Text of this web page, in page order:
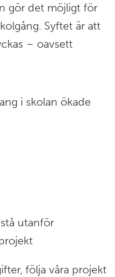
gör det möjligt för
Syftet är att
– oavsett
i skolan ökade
utanför
följa våra projekt